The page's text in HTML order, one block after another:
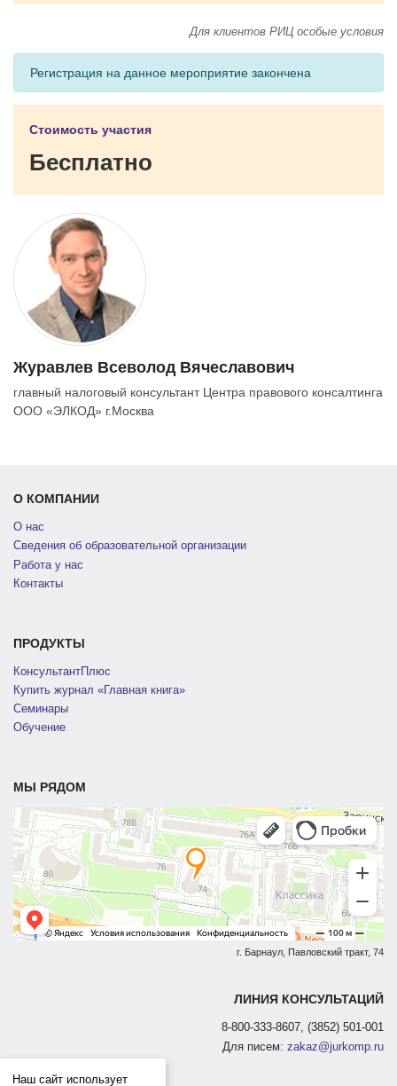
Журавлев Всеволод Вячеславович
главный налоговый консультант Центра правового консалтинга
ООО «ЭЛКОД» г.Москва
Для клиентов РИЦ особые условия
Регистрация на данное мероприятие закончена
Стоимость участия
Бесплатно
О КОМПАНИИ
О нас
Сведения об образовательной организации
Работа у нас
Контакты
ПРОДУКТЫ
КонсультантПлюс
Купить журнал «Главная книга»
Семинары
Обучение
МЫ РЯДОМ
г. Барнаул, Павловский тракт, 74
ЛИНИЯ КОНСУЛЬТАЦИЙ
8-800-333-8607, (3852) 501-001
Для писем: zakaz@jurkomp.ru
Наш сайт использует